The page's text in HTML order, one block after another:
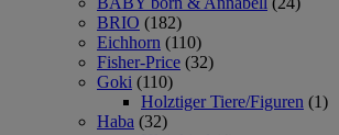
BRIO (182)
Eichhorn (110)
Fisher-Price (32)
Goki (110)
Holztiger Tiere/Figuren (1)
Haba (32)